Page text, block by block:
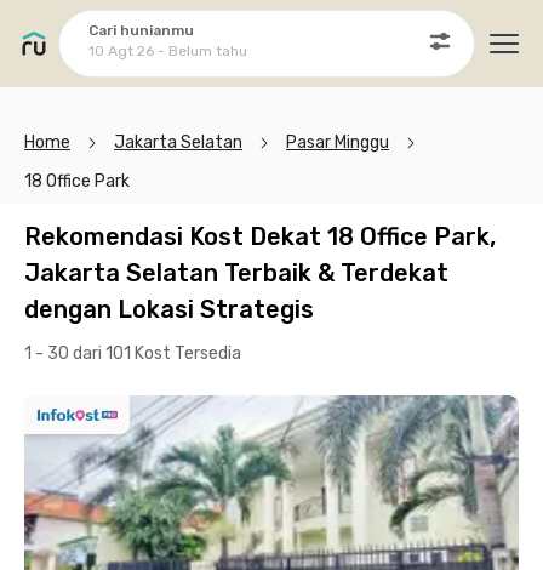
Cari hunianmu
10 Agt 26 - Belum tahu
Home Jakarta Selatan
Pasar Minggu
18 Office Park
Rekomendasi Kost Dekat 18 Office Park,
Jakarta Selatan Terbaik & Terdekat
dengan Lokasi Strategis
1 - 30 dari 101 Kost Tersedia